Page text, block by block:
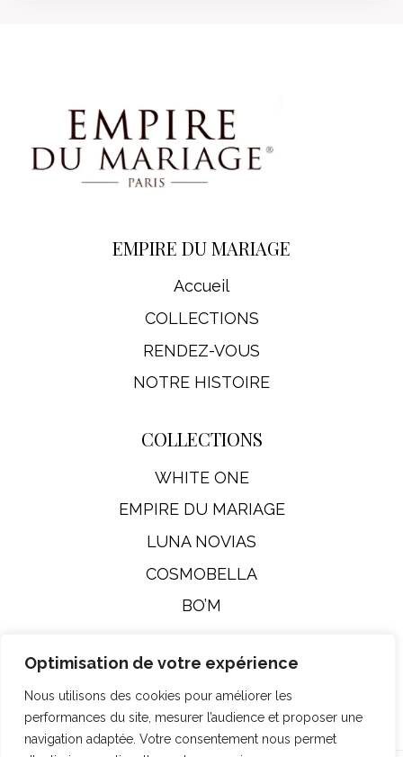
Optimisation de votre expérience
Nous utilisons des cookies pour améliorer les
performances du site, mesurer l’audience et proposer une
navigation adaptée. Votre consentement nous permet
EMPIRE DU MARIAGE
Accueil
COLLECTIONS
RENDEZ-VOUS
NOTRE HISTOIRE
COLLECTIONS
WHITE ONE
EMPIRE DU MARIAGE
LUNA NOVIAS
COSMOBELLA
BO’M